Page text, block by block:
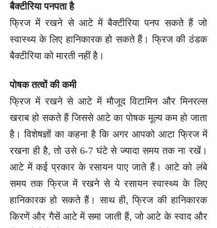
बैक्टीरिया पनपता है
फ्रिज में रखने से आटे में बैक्टीरिया पनप सकते हैं जो
स्वास्थ्य के लिए हानिकारक हो सकते हैं। फ्रिज की ठंडक
बैक्टीरिया को मारती नहीं है।
पोषक तत्वों की कमी
फ्रिज में रखने से आटे में मौजूद विटामिन और मिनरल्स
खराब हो सकते हैं जिससे आटे का पोषक मूल्य कम हो जाता
है। विशेषज्ञों का कहना है कि अगर आपको आटा फ्रिज में
रखना ही है, तो उसे 6-7 घंटे से ज्यादा समय तक ना रखें।
आटे में कई प्रकार के रसायन पाए जाते हैं। आटे को लंबे
समय तक फ्रिज में रखने से ये रसायन स्वास्थ्य के लिए
हानिकारक हो सकते हैं। साथ ही, फ्रिज की हानिकारक
किरणें और गैसें आटे में समा जाती हैं, जो आटे के स्वाद और